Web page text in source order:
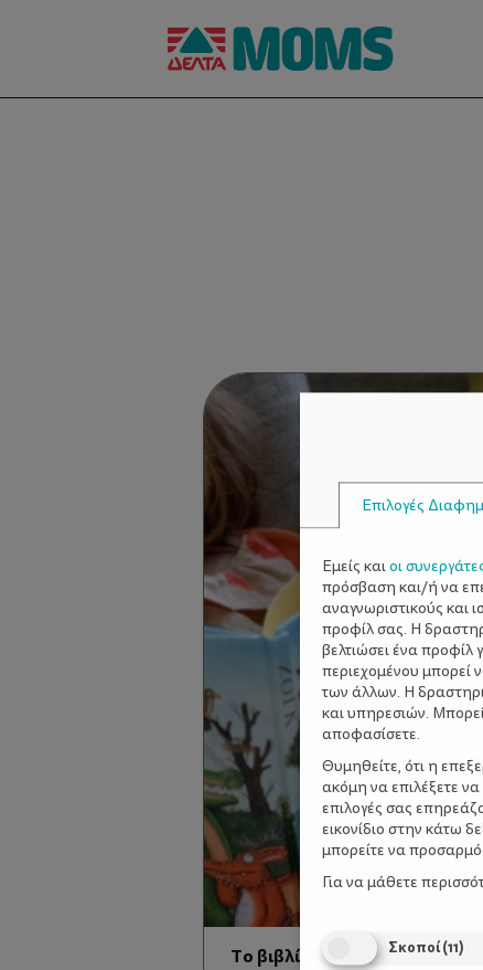
Το βιβλίο του μήνα: «Ζογκ»
Επιλογές
Εμείς καιοι
πρόσβαση και/ή να
αναγνωριστικούς και
προφίλ σας. Η
βελτιώσει ένα προφίλ
περιεχομένου μπορεί
των άλλων. Η
και υπηρεσιών.
αποφασίσετε.
Θυμηθείτε, ότι η
ακόμη να επιλέξετε
επιλογές σας
εικονίδιο στην κάτω
μπορείτε να
Για να μάθετε
Σκοποί(11)